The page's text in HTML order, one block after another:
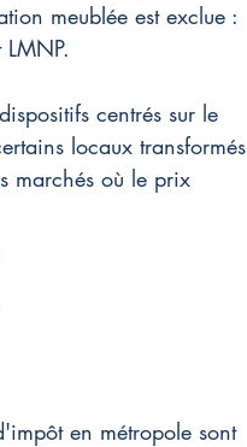
meublée est exclue :
centrés sur le
locaux transformés
marchés où le prix
en métropole sont